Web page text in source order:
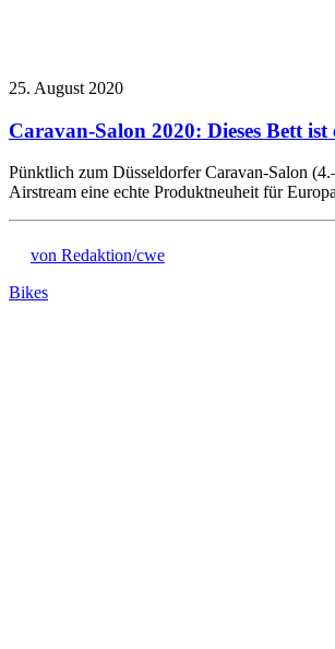
25. August 2020
Caravan-Salon 2020: Dieses Bett ist
Pünktlich zum Düsseldorfer Caravan-Salon
Airstream eine echte Produktneuheit für
von Redaktion/cwe
Bikes